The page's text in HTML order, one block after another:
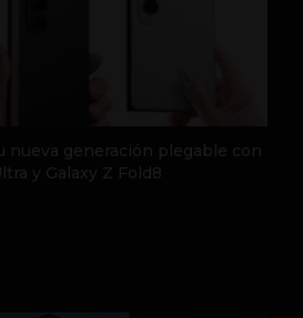
nueva generación plegable con
y Galaxy Z Fold8